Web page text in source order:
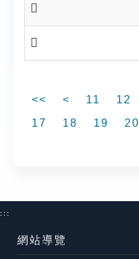
𣣌
𣣊
<< < 11 12
17
18 19 20
:::
網站導覽